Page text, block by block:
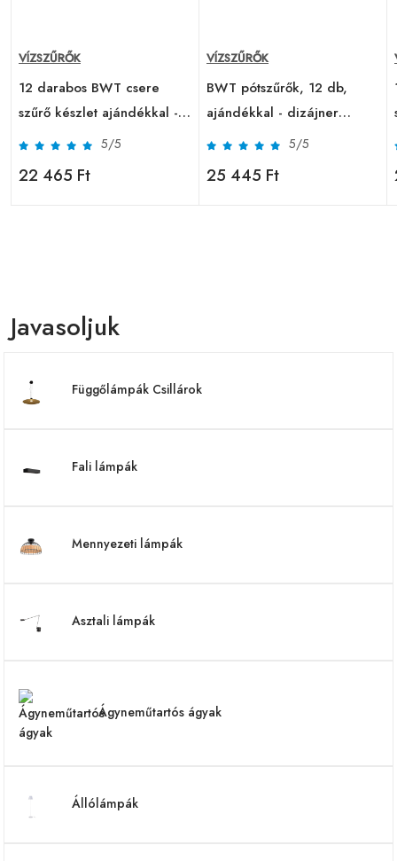
VÍZSZŰRŐK
12 darabos BWT csere
szűrő készlet ajándékkal -
Sunflower sport palack 600
5/5
22 465 Ft
VÍZSZŰRŐK
BWT pótszűrők, 12 db,
ajándékkal - dizájner
Maxxo A5 palack
5/5
25 445 Ft
Javasoljuk
Függőlámpák Csillárok
Fali lámpák
Mennyezeti lámpák
Asztali lámpák
Ágyneműtartós ágyak
Állólámpák